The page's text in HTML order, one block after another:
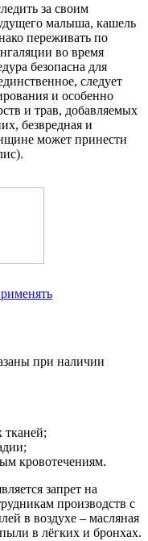
за своим
малыша, кашель
переживать по
во время
безопасна для
следует
и особенно
и трав, добавляемых
безвредная и
может принести
при наличии
тканей;
кровотечениям.
запрет на
производств с
в воздухе – масляная
в лёгких и бронхах.